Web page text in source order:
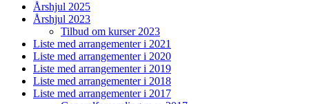
Årshjul 2025
Årshjul 2023
Tilbud om kurser 2023
Liste med arrangementer i 2021
Liste med arrangementer i 2020
Liste med arrangementer i 2019
Liste med arrangementer i 2018
Liste med arrangementer i 2017